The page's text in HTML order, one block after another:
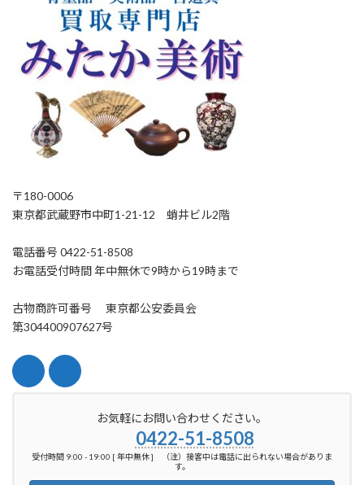
〒180-0006
東京都武蔵野市中町1-21-12 蛸井ビル2階
電話番号 0422-51-8508
お電話受付時間 年中無休で9時から19時まで
古物商許可番号 東京都公安委員会
第304400907627号
お気軽にお問い合わせください。
0422-51-8508
受付時間 9:00 - 19:00 [ 年中無休 ] （注）接客中は電話に出られない場合がありま
す。